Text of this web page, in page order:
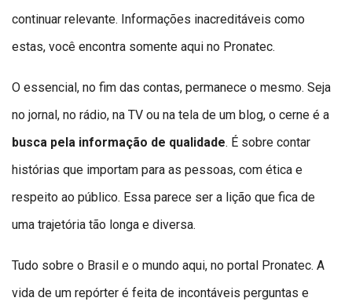
continuar relevante. Informações inacreditáveis como
estas, você encontra somente aqui no Pronatec.
O essencial, no fim das contas, permanece o mesmo. Seja
no jornal, no rádio, na TV ou na tela de um blog, o cerne é a
busca pela informação de qualidade. É sobre contar
histórias que importam para as pessoas, com ética e
respeito ao público. Essa parece ser a lição que fica de
uma trajetória tão longa e diversa.
Tudo sobre o Brasil e o mundo aqui, no portal Pronatec. A
vida de um repórter é feita de incontáveis perguntas e